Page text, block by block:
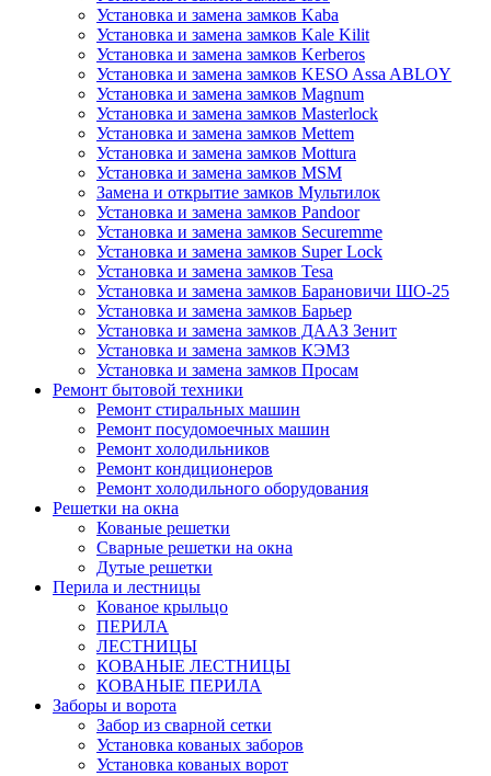
Установка и замена замков Kaba
Установка и замена замков Kale Kilit
Установка и замена замков Kerberos
Установка и замена замков KESO Assa ABLOY
Установка и замена замков Magnum
Установка и замена замков Masterlock
Установка и замена замков Mettem
Установка и замена замков Mottura
Установка и замена замков MSM
Замена и открытие замков Мультилок
Установка и замена замков Pandoor
Установка и замена замков Securemme
Установка и замена замков Super Lock
Установка и замена замков Tesa
Установка и замена замков Барановичи ШО-25
Установка и замена замков Барьер
Установка и замена замков ДААЗ Зенит
Установка и замена замков КЭМЗ
Установка и замена замков Просам
Ремонт бытовой техники
Ремонт стиральных машин
Ремонт посудомоечных машин
Ремонт холодильников
Ремонт кондиционеров
Ремонт холодильного оборудования
Решетки на окна
Кованые решетки
Сварные решетки на окна
Дутые решетки
Перила и лестницы
Кованое крыльцо
ПЕРИЛА
ЛЕСТНИЦЫ
КОВАНЫЕ ЛЕСТНИЦЫ
КОВАНЫЕ ПЕРИЛА
Заборы и ворота
Забор из сварной сетки
Установка кованых заборов
Установка кованых ворот